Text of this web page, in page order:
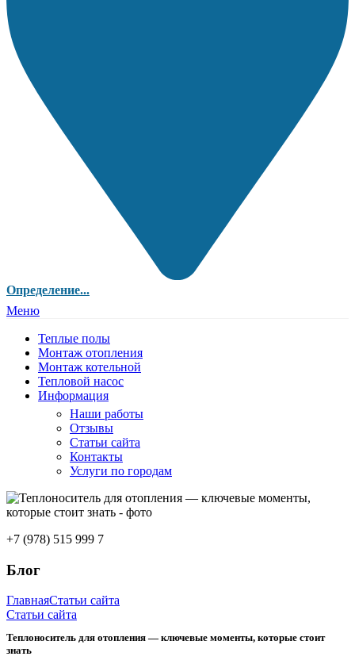
Определение...
Меню
Теплые полы
Монтаж отопления
Монтаж котельной
Тепловой насос
Информация
Наши работы
Отзывы
Статьи сайта
Контакты
Услуги по городам
+7 (978) 515 999 7
Блог
ГлавнаяСтатьи сайта
Статьи сайта
Теплоноситель для отопления — ключевые моменты, которые стоит
знать